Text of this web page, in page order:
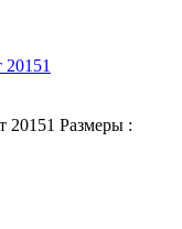
20151 Размеры :